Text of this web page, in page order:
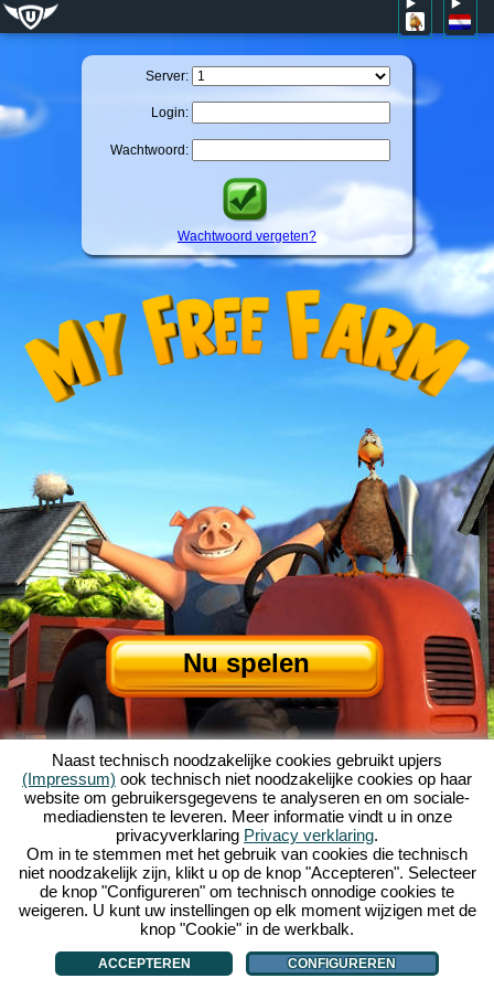
Server:
Login:
Wachtwoord:
Wachtwoord vergeten?
Nu spelen
Over My Free Farm|Het verhaal van dit browserspel|De mogelijkheden
AGV|Impressum|Privacybeleid|Regels| Forum|Support|
My Free Farm 2 App |Google Play|App Store|
Browsergames - Upjers.com| Cookies beheren
Naast technisch noodzakelijke cookies gebruikt upjers
(Impressum) ook technisch niet noodzakelijke cookies op haar
website om gebruikersgegevens te analyseren en om sociale-
mediadiensten te leveren. Meer informatie vindt u in onze
privacyverklaring Privacy verklaring.
Om in te stemmen met het gebruik van cookies die technisch
niet noodzakelijk zijn, klikt u op de knop "Accepteren". Selecteer
de knop "Configureren" om technisch onnodige cookies te
weigeren. U kunt uw instellingen op elk moment wijzigen met de
knop "Cookie" in de werkbalk.
ACCEPTEREN CONFIGUREREN